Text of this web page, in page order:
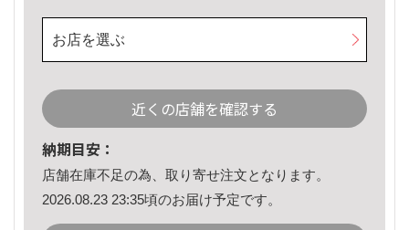
お店を選ぶ
近くの店舗を確認する
納期目安：
店舗在庫不足の為、取り寄せ注文となります。
2026.08.23 23:35頃のお届け予定です。